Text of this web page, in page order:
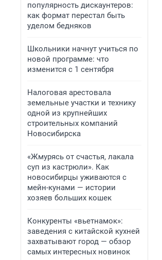
популярность дискаунтеров:
как формат перестал быть
уделом бедняков
Школьники начнут учиться по
новой программе: что
изменится с 1 сентября
Налоговая арестовала
земельные участки и технику
одной из крупнейших
строительных компаний
Новосибирска
«Жмурясь от счастья, лакала
суп из кастрюли». Как
новосибирцы уживаются с
мейн-кунами — истории
хозяев больших кошек
Конкуренты «вьетнамок»:
заведения с китайской кухней
захватывают город — обзор
самых интересных новинок